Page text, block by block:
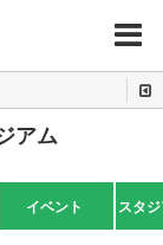
MENU
アム
イベント スタ